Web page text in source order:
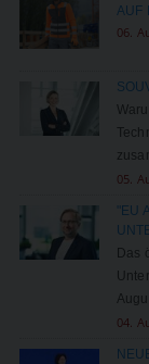
AUF
06.
05.
"EU
Das
04.